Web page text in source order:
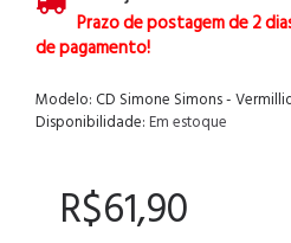
Prazo de postagem de 2
de pagamento!
Modelo: CD Simone Simons -
Disponibilidade:Em estoque
R$61,90